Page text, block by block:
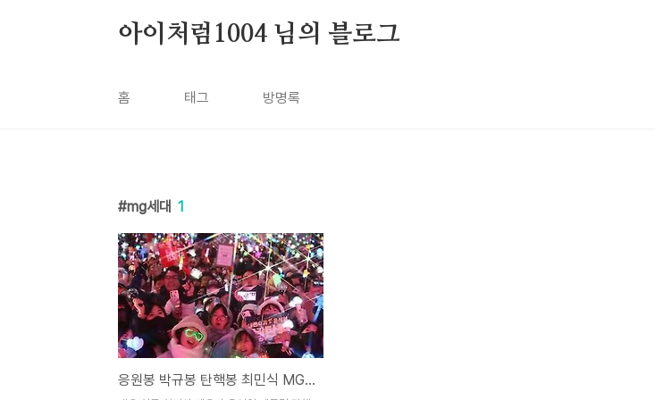
아이처럼1004 님의 블로그
홈 태그 방명록
mg세대 1
응원봉 박규봉 탄핵봉 최민식 MG세대에게 90도 인사